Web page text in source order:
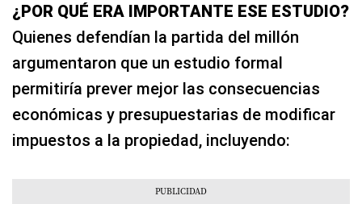
¿POR QUÉ ERA IMPORTANTE ESE ESTUDIO?
Quienes defendían la partida del millón
argumentaron que un estudio formal
permitiría prever mejor las consecuencias
económicas y presupuestarias de modificar
impuestos a la propiedad, incluyendo: